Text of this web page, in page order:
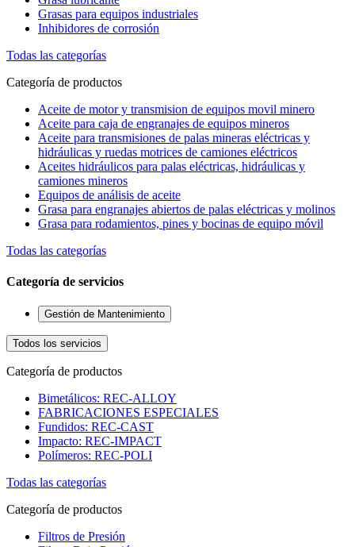
Grasas para equipos industriales
Inhibidores de corrosión
Todas las categorías
Categoría de productos
Aceite de motor y transmision de equipos movil minero
Aceite para caja de engranajes de equipos mineros
Aceite para transmisiones de palas mineras eléctricas y
hidráulicas y ruedas motrices de camiones eléctricos
Aceites hidráulicos para palas eléctricas, hidráulicas y
camiones mineros
Equipos de análisis de aceite
Grasa para engranajes abiertos de palas eléctricas y molinos
Grasa para rodamientos, pines y bocinas de equipo móvil
Todas las categorías
Categoría de servicios
Gestión de Mantenimiento
Todos los servicios
Categoría de productos
Bimetálicos: REC-ALLOY
FABRICACIONES ESPECIALES
Fundidos: REC-CAST
Impacto: REC-IMPACT
Polímeros: REC-POLI
Todas las categorías
Categoría de productos
Filtros de Presión